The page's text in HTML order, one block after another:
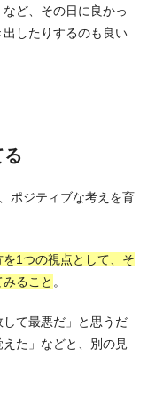
ど、その日に良かっ
したりするのも良い
る
ポジティブな考えを育
を1つの視点として、そ
ること 。
て最悪だ」と思うだ
た」などと、別の見